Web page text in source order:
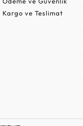
Kargo ve Teslimat